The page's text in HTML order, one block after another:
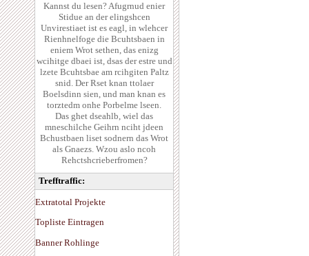
Kannst du lesen? Afugrnud enier
Stidue an der elingshcen
Unvirestiaet ist es eagl, in wlehcer
Rienhnelfoge die Bcuhtsbaen in
eniem Wrot sethen, das enizg
wcihitge dbaei ist, dsas der estre und
lzete Bcuhtsbae am rcihgiten Paltz
snid. Der Rset knan ttolaer
Boelsdinn sien, und man knan es
torztedm onhe Porbelme lseen.
Das ghet dseahlb, wiel das
mneschilche Geihrn nciht jdeen
Bchustbaen liset sodnern das Wrot
als Gnaezs. Wzou aslo ncoh
Rehctshcrieberfromen?
Trefftraffic:
Extratotal Projekte
Topliste Eintragen
Banner Rohlinge